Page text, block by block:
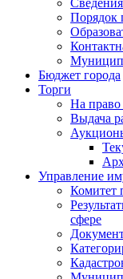
Порядок
Бюджет города
Торги
На право
Выдача
Управление
Комитет
сфере